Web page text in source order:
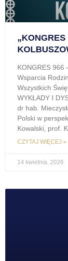
KONGRES 966
Wsparcia
Wszystkich
WYKŁADY I
dr hab.
Polski w
Kowalski, prof.
CZYTAJ WIĘCEJ »
14 kwietnia, 2026